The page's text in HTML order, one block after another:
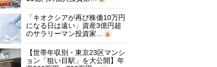
「キオクシアが再び株価10万円
になる日は遠い」資産3億円超
のサラリーマン投資家…
【世帯年収別・東京23区マンシ
ョン「狙い目駅」を大公開】年